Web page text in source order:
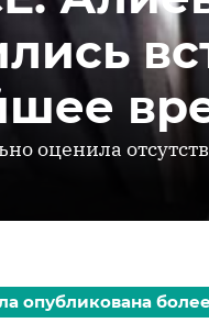
оценила
опубликована